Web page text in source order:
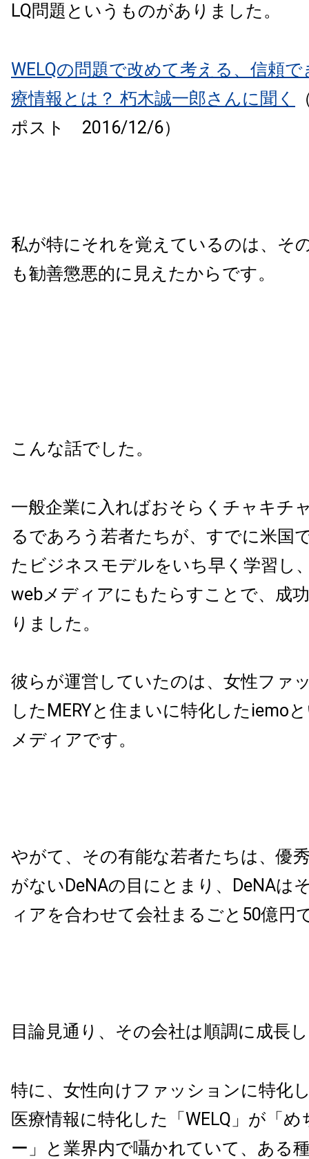
LQ問題というものがありました。
WELQの問題で改めて考える、信頼
療情報とは？ 朽木誠一郎さんに聞く
ポスト 2016/12/6）
私が特にそれを覚えているのは、そ
も勧善懲悪的に見えたからです。
こんな話でした。
一般企業に入ればおそらくチャキチ
るであろう若者たちが、すでに米国
たビジネスモデルをいち早く学習し
webメディアにもたらすことで、成
りました。
彼らが運営していたのは、 女性ファ
したMERYと住まいに特化したiemo
メディアです。
やがて、その有能な若者たちは、優
がないDeNAの目にとまり、DeNAは
ィアを合わせて会社まるごと50億円
目論見通り、その会社は順調に成長
特に、女性向けファッションに特化
医療情報に特化した「WELQ」が「
ー」と業界内で囁かれていて、ある